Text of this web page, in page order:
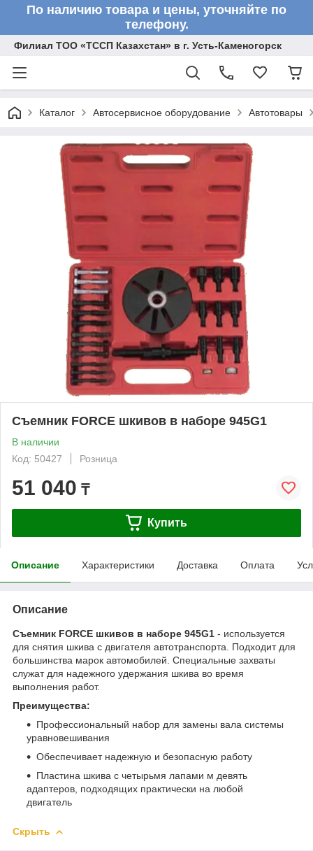
По наличию товара и цены, уточняйте по
телефону.
Филиал ТОО «ТССП Казахстан» в г. Усть-Каменогорск
Каталог Автосервисное оборудование Автотовары
Съемник FORCE шкивов в наборе 945G1
В наличии
Код: 50427
Розница
51 040 ₸
Купить
Описание Характеристики Доставка Оплата
Описание
Съемник FORCE шкивов в наборе 945G1 - используется
для снятия шкива с двигателя автотранспорта. Подходит для
большинства марок автомобилей. Специальные захваты
служат для надежного удержания шкива во время
выполнения работ.
Преимущества:
Профессиональный набор для замены вала системы
уравновешивания
Обеспечивает надежную и безопасную работу
Пластина шкива с четырьмя лапами м девять
адаптеров, подходящих практически на любой
двигатель
Скрыть